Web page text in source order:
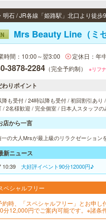
明石 / JR各線「姫路駅」北口より徒
Mrs Beauty Line（ミ
時間：10:00～翌3:00 定休日：年
3878-2284 （完全予約制） ※リフ
わりポイント
降も受付 / 24時以降も受付 / 初回割引あ
/ 2名様歓迎 / 完全個室 / 日本人スタッフ
店から一言
の大人Mrsが最上級のリラクゼーション
新ニュース
10:39 大好評イベント90分12000円♪
ペシャルフリー
約時、「スペシャルフリー」とお申し
12,000円でご案内可能です。※諸条
さいませ！